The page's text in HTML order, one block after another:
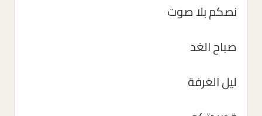
نصكم بلا صوت
صباح الغد
ليل الغرفة